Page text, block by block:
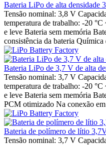
Bateria LiPo de alta densidade
Tensão nominal: 3,8 V
temperatura de trabalho: -20
e leve Bateria sem memória
consistência da bateria Química
Bateria LiPo de 3,7 V de alta
Tensão nominal: 3,7 V
temperatura de trabalho: -20
e leve Bateria sem memória
PCM otimizado Na conexão
Bateria de polímero de lítio
Tensão nominal: 3,7 V